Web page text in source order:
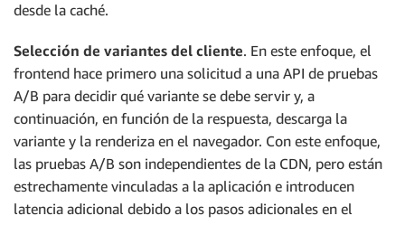
desde la caché.
Selección de variantes del cliente. En este enfoque, el
frontend hace primero una solicitud a una API de pruebas
A/B para decidir qué variante se debe servir y, a
continuación, en función de la respuesta, descarga la
variante y la renderiza en el navegador. Con este enfoque,
las pruebas A/B son independientes de la CDN, pero están
estrechamente vinculadas a la aplicación e introducen
latencia adicional debido a los pasos adicionales en el